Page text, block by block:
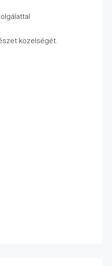
közelségét.